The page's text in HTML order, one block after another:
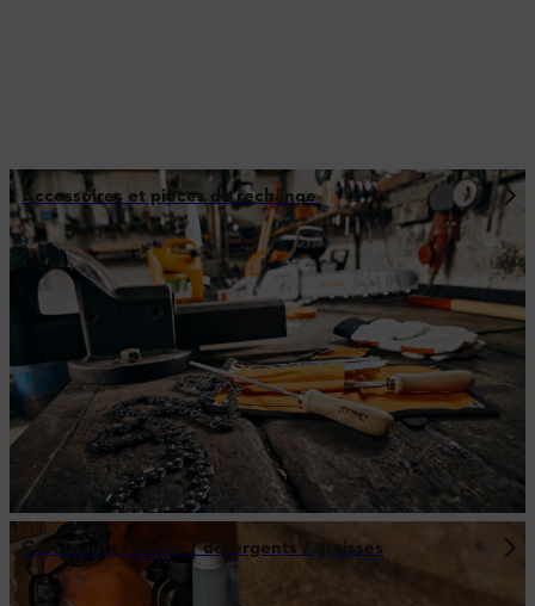
Accessoires et pièces de rechange
Carburants / huiles / détergents / graisses